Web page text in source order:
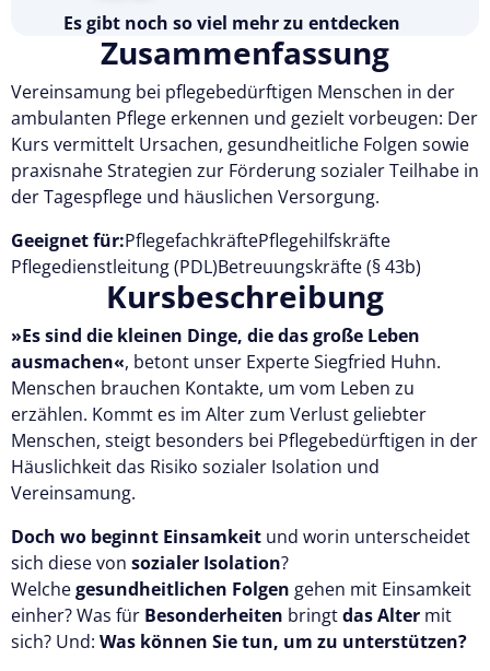
Es gibt noch so viel mehr zu entdecken
Testen Sie Pflegecampus 14 Tage kostenlos.
Kostenlos testen
Zusammenfassung
Vereinsamung bei pflegebedürftigen Menschen in der
ambulanten Pflege erkennen und gezielt vorbeugen: Der
Kurs vermittelt Ursachen, gesundheitliche Folgen sowie
praxisnahe Strategien zur Förderung sozialer Teilhabe in
der Tagespflege und häuslichen Versorgung.
Geeignet für:PflegefachkräftePflegehilfskräfte
Pflegedienstleitung (PDL)Betreuungskräfte (§ 43b)
Kursbeschreibung
»Es sind die kleinen Dinge, die das große Leben
ausmachen«, betont unser Experte Siegfried Huhn.
Menschen brauchen Kontakte, um vom Leben zu
erzählen. Kommt es im Alter zum Verlust geliebter
Menschen, steigt besonders bei Pflegebedürftigen in der
Häuslichkeit das Risiko sozialer Isolation und
Vereinsamung.
Doch wo beginnt Einsamkeit und worin unterscheidet
sich diese von sozialer Isolation?
Welchegesundheitlichen Folgen gehen mit Einsamkeit
einher? Was für Besonderheiten bringtdas Alter mit
sich? Und: Was können Sie tun, um zu unterstützen?